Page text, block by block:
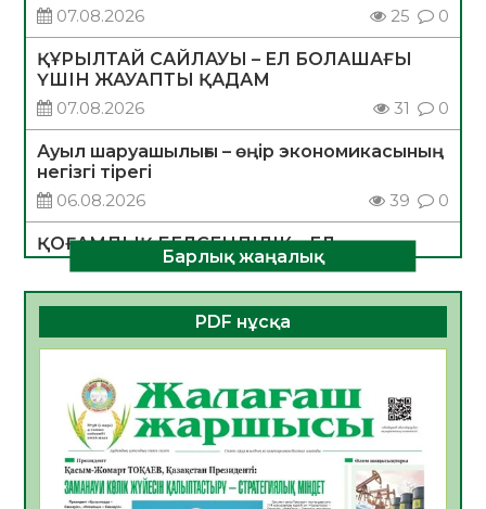
07.08.2026
25 0
ҚҰРЫЛТАЙ САЙЛАУЫ – ЕЛ БОЛАШАҒЫ
ҮШІН ЖАУАПТЫ ҚАДАМ
07.08.2026
31 0
Ауыл шаруашылығы – өңір экономикасының
негізгі тірегі
06.08.2026
39 0
ҚОҒАМДЫҚ БЕЛСЕНДІЛІК – ЕЛ
ДАМУЫНЫҢ НЕГІЗІ
06.08.2026
36 0
ҚҰРЫЛТАЙ САЙЛАУЫ – БОЛАШАҚҚА
06.08.2026
Инфекциялық ауруларға қарсы иммундау
жұмыстарының тиімділігі
06.08.2026
40
Барлық жаңалық
PDF нұсқа